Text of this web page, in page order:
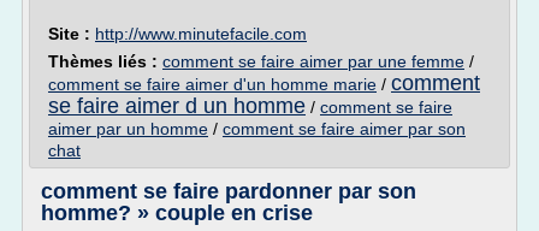
Site : http://www.minutefacile.com
Thèmes liés : comment se faire aimer par une femme /
comment se faire aimer d'un homme marie / comment
se faire aimer d un homme / comment se faire
aimer par un homme / comment se faire aimer par son
chat
comment se faire pardonner par son
homme? » couple en crise